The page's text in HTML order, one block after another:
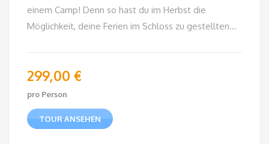
einem Camp! Denn so hast du im Herbst die
Möglichkeit, deine Ferien im Schloss zu gestellten...
299,00 €
pro Person
TOUR ANSEHEN